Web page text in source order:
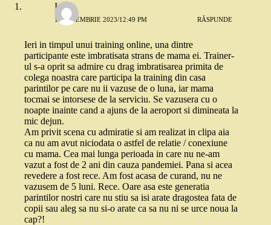
Ioana
16 NOIEMBRIE 2023/12:49 PM RĂSPUNDE
Ieri in timpul unui training online, una dintre
participante este imbratisata strans de mama ei. Trainer-
ul s-a oprit sa admire cu drag imbratisarea primita de
colega noastra care participa la training din casa
parintilor pe care nu ii vazuse de o luna, iar mama
tocmai se intorsese de la serviciu. Se vazusera cu o
noapte inainte cand a ajuns de la aeroport si dimineata la
mic dejun.
Am privit scena cu admiratie si am realizat in clipa aia
ca nu am avut niciodata o astfel de relatie / conexiune
cu mama. Cea mai lunga perioada in care nu ne-am
vazut a fost de 2 ani din cauza pandemiei. Pana si acea
revedere a fost rece. Am fost acasa de curand, nu ne
vazusem de 5 luni. Rece. Oare asa este generatia
parintilor nostri care nu stiu sa isi arate dragostea fata de
copii sau aleg sa nu si-o arate ca sa nu ni se urce noua la
cap?!